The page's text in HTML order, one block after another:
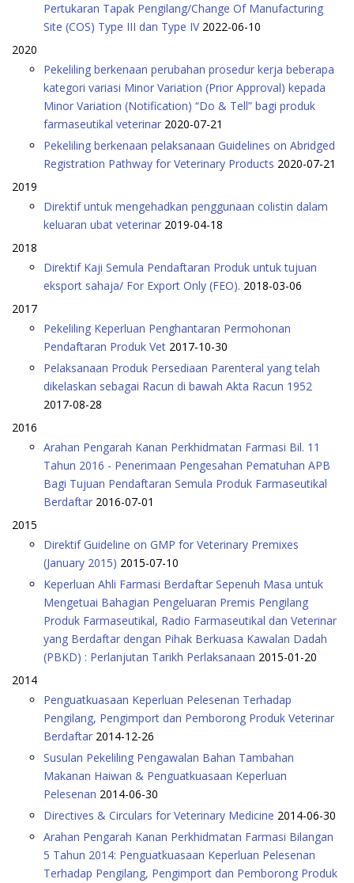
Pertukaran Tapak Pengilang/Change Of Manufacturing
Site (COS) Type III dan Type IV 2022-06-10
2020
Pekeliling berkenaan perubahan prosedur kerja beberapa
kategori variasi Minor Variation (Prior Approval) kepada
Minor Variation (Notification) “Do & Tell” bagi produk
farmaseutikal veterinar 2020-07-21
Pekeliling berkenaan pelaksanaan Guidelines on Abridged
Registration Pathway for Veterinary Products 2020-07-21
2019
Direktif untuk mengehadkan penggunaan colistin dalam
keluaran ubat veterinar 2019-04-18
2018
Direktif Kaji Semula Pendaftaran Produk untuk tujuan
eksport sahaja/ For Export Only (FEO). 2018-03-06
2017
Pekeliling Keperluan Penghantaran Permohonan
Pendaftaran Produk Vet 2017-10-30
Pelaksanaan Produk Persediaan Parenteral yang telah
dikelaskan sebagai Racun di bawah Akta Racun 1952
2017-08-28
2016
Arahan Pengarah Kanan Perkhidmatan Farmasi Bil. 11
Tahun 2016 - Penerimaan Pengesahan Pematuhan APB
Bagi Tujuan Pendaftaran Semula Produk Farmaseutikal
Berdaftar 2016-07-01
2015
Direktif Guideline on GMP for Veterinary Premixes
(January 2015) 2015-07-10
Keperluan Ahli Farmasi Berdaftar Sepenuh Masa untuk
Mengetuai Bahagian Pengeluaran Premis Pengilang
Produk Farmaseutikal, Radio Farmaseutikal dan Veterinar
yang Berdaftar dengan Pihak Berkuasa Kawalan Dadah
(PBKD) : Perlanjutan Tarikh Perlaksanaan 2015-01-20
2014
Penguatkuasaan Keperluan Pelesenan Terhadap
Pengilang, Pengimport dan Pemborong Produk Veterinar
Berdaftar 2014-12-26
Susulan Pekeliling Pengawalan Bahan Tambahan
Makanan Haiwan & Penguatkuasaan Keperluan
Pelesenan 2014-06-30
Directives & Circulars for Veterinary Medicine 2014-06-30
Arahan Pengarah Kanan Perkhidmatan Farmasi Bilangan
5 Tahun 2014: Penguatkuasaan Keperluan Pelesenan
Terhadap Pengilang, Pengimport dan Pemborong Produk